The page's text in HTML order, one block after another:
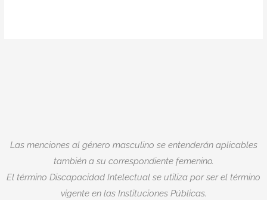
Las menciones al género masculino se entenderán aplicables
también a su correspondiente femenino.
El término Discapacidad Intelectual se utiliza por ser el término
vigente en las Instituciones Públicas.